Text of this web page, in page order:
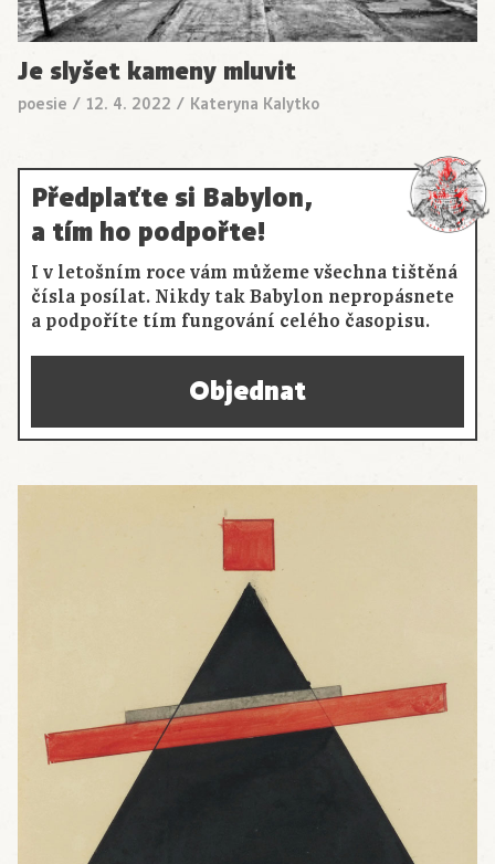
Je slyšet kameny mluvit
poesie / 12. 4. 2022 / Kateryna Kalytko
Předplaťte si Babylon,
a tím ho podpořte!
I v letošním roce vám můžeme všechna tištěná
čísla posílat. Nikdy tak Babylon nepropásnete
a podpoříte tím fungování celého časopisu.
Objednat